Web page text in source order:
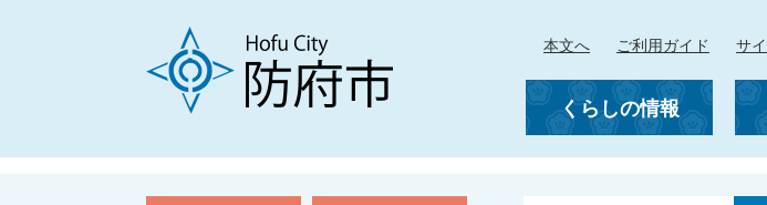
で
ば
本文へ ご利用ガイド サ
くらしの情報